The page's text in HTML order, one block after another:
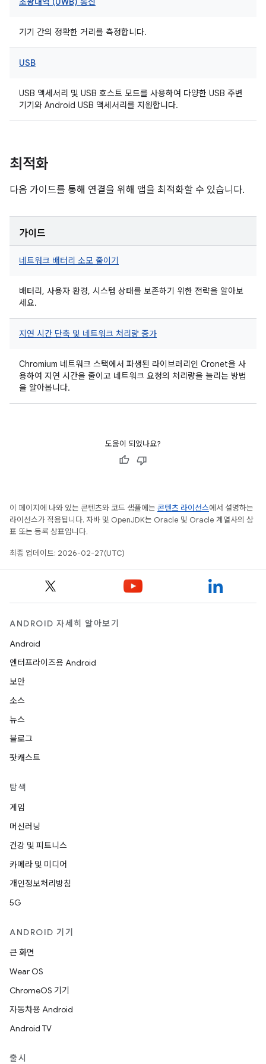
기기 간의 정확한 거리를 측정합니다.
USB
USB 액세서리 및 USB 호스트 모드를 사용하여 다양한 USB 주변
기기와 Android USB 액세서리를 지원합니다.
최적화
다음 가이드를 통해 연결을 위해 앱을 최적화할 수 있습니다.
가이드
네트워크 배터리 소모 줄이기
배터리, 사용자 환경, 시스템 상태를 보존하기 위한 전략을 알아보
세요.
지연 시간 단축 및 네트워크 처리량 증가
Chromium 네트워크 스택에서 파생된 라이브러리인 Cronet을 사
용하여 지연 시간을 줄이고 네트워크 요청의 처리량을 늘리는 방법
을 알아봅니다.
도움이 되었나요?
이 페이지에 나와 있는 콘텐츠와 코드 샘플에는 콘텐츠 라이선스에서 설명하는
라이선스가 적용됩니다. 자바 및 OpenJDK는 Oracle 및 Oracle 계열사의 상
표 또는 등록 상표입니다.
최종 업데이트: 2026-02-27(UTC)
ANDROID 자세히 알아보기
Android
엔터프라이즈용 Android
보안
소스
뉴스
블로그
팟캐스트
탐색
게임
머신러닝
건강 및 피트니스
카메라 및 미디어
개인정보처리방침
5G
ANDROID 기기
큰 화면
Wear OS
ChromeOS 기기
자동차용 Android
Android TV
출시